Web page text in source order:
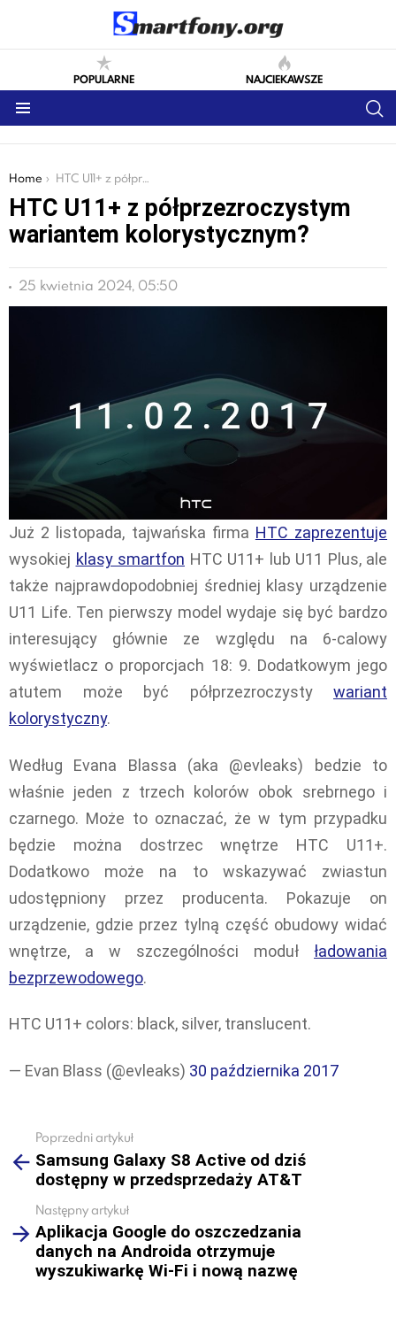
POPULARNE NAJCIEKAWSZE
You are here:
Home HTC U11+ z półprzezroczystym wariantem kolorystycznym?
HTC U11+ z półprzezroczystym
wariantem kolorystycznym?
25 kwietnia 2024, 05:50
Już 2 listopada, tajwańska firma HTC zaprezentuje
wysokiej klasy smartfon HTC U11+ lub U11 Plus, ale
także najprawdopodobniej średniej klasy urządzenie
U11 Life. Ten pierwszy model wydaje się być bardzo
interesujący głównie ze względu na 6-calowy
wyświetlacz o proporcjach 18: 9. Dodatkowym jego
atutem może być półprzezroczysty wariant
kolorystyczny.
Według Evana Blassa (aka @evleaks) bedzie to
właśnie jeden z trzech kolorów obok srebrnego i
czarnego. Może to oznaczać, że w tym przypadku
będzie można dostrzec wnętrze HTC U11+.
Dodatkowo może na to wskazywać zwiastun
udostępniony przez producenta. Pokazuje on
urządzenie, gdzie przez tylną część obudowy widać
wnętrze, a w szczególności moduł ładowania
bezprzewodowego.
HTC U11+ colors: black, silver, translucent.
— Evan Blass (@evleaks) 30 października 2017
more
Poprzedni artykuł
Samsung Galaxy S8 Active od dziś
dostępny w przedsprzedaży AT&T
Następny artykuł
Aplikacja Google do oszczedzania
danych na Androida otrzymuje
wyszukiwarkę Wi-Fi i nową nazwę